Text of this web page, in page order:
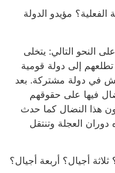
مؤيدو الدولة
النحو التالي: يتخلى
إلى دولة قومية
في دولة مشتركة. بعد
فيها على حقوقهم
هذا النضال كما حدث
العجلة وتنتقل
أجيال؟ أربعة أجيال؟